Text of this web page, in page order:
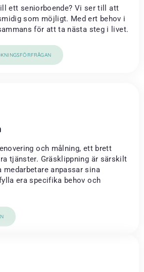
ett seniorboende? Vi ser till att
som möjligt. Med ert behov i
för att ta nästa steg i livet.
och målning, ett brett
tjänster. Gräsklippning är särskilt
medarbetare anpassar sina
era specifika behov och